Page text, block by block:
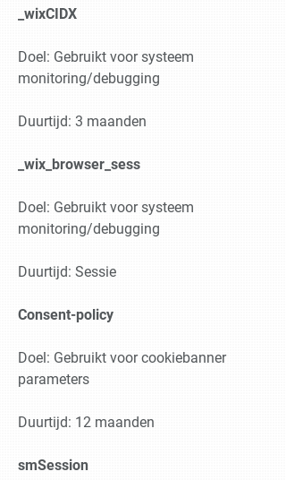
_wixCIDX
Doel: Gebruikt voor systeem
monitoring/debugging
Duurtijd: 3 maanden
_wix_browser_sess
Doel: Gebruikt voor systeem
monitoring/debugging
Duurtijd: Sessie
Consent-policy
Doel: Gebruikt voor cookiebanner
parameters
Duurtijd: 12 maanden
smSession